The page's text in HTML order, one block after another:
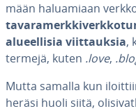
mään ha­lua­mi­aan
alu­eel­li­sia viit­tauk­sia,
termejä, kuten .love,
Mutta samalla kun
heräsi huoli siitä,